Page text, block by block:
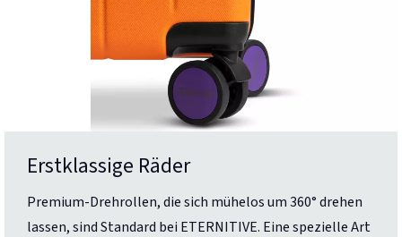
Erstklassige Räder
Premium-Drehrollen, die sich mühelos um 360° drehen
lassen, sind Standard bei ETERNITIVE. Eine spezielle Art